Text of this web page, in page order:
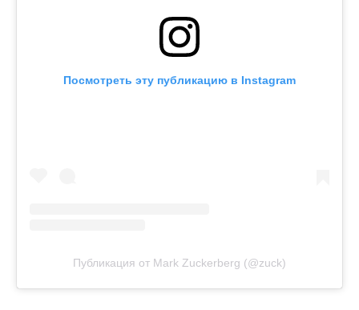
Посмотреть эту публикацию в Instagram
Публикация от Mark Zuckerberg (@zuck)